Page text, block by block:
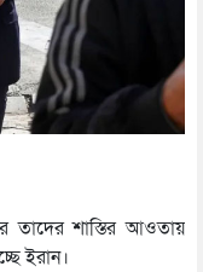
তাদের শাস্তির আওতায়
ইরান।